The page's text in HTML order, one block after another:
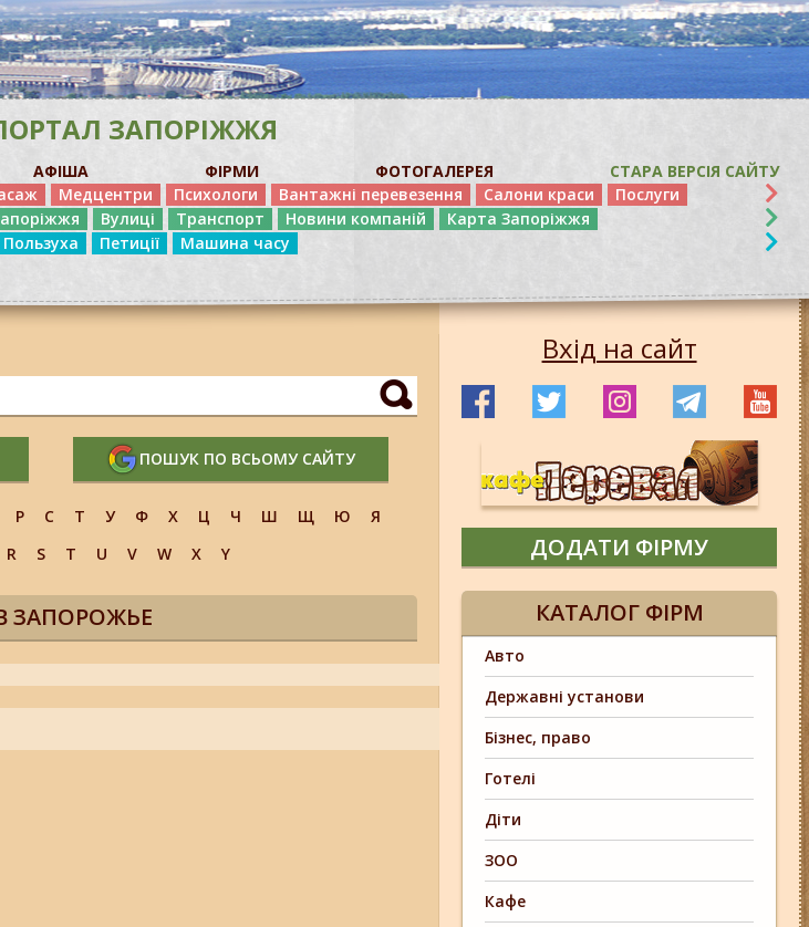
ЗАПОРІЖЖЯ
АФІША ФІРМИ ФОТОГАЛЕРЕЯ
СТАРА ВЕРСІЯ САЙТУ
Медцентри Психологи Вантажні перевезення Салони краси
Послуги
Вулиці Транспорт Новини компаній
Карта Запоріжжя
Пользуха Петиції Машина часу
ПОШУК ПО ВСЬОМУ САЙТУ
Р С Т У Ф Х Ц Ч Ш Щ Ю
Я
R S T U V W X Y
ЗАПОРОЖЬЕ
Вхід на сайт
ДОДАТИ ФІРМУ
КАТАЛОГ ФІРМ
Авто
Державні установи
Бізнес, право
Готелі
Діти
ЗОО
Кафе